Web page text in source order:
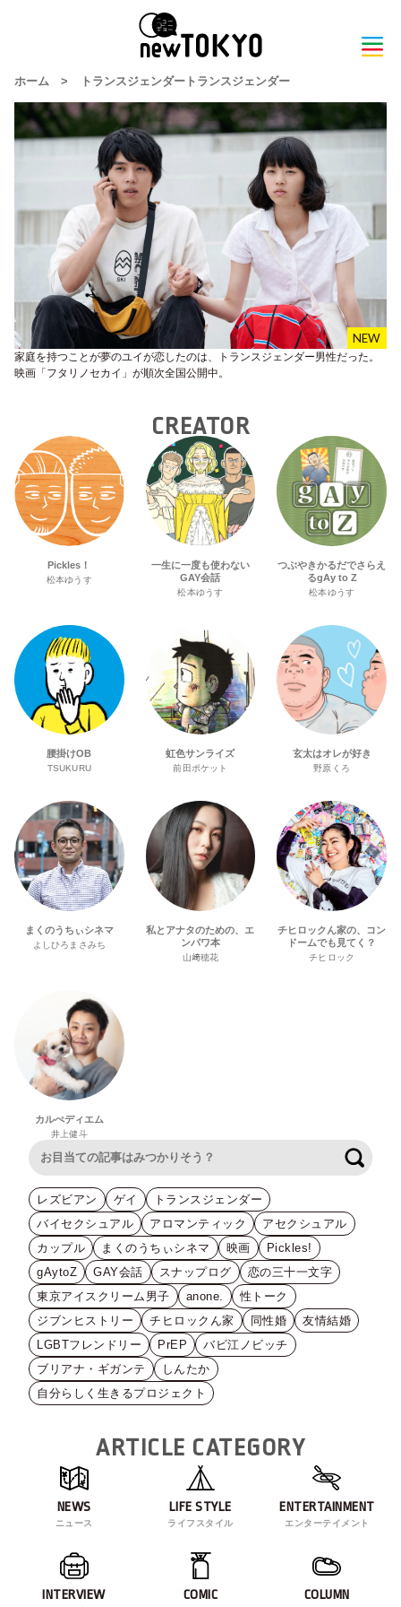
ホーム > トランスジェンダートランスジェンダー
家庭を持つことが夢のユイが恋したのは、トランスジェンダー男性だった。
映画「フタリノセカイ」が順次全国公開中。
CREATOR
Pickles！
松本ゆうす
一生に一度も使わない
GAY会話
松本ゆうす
つぶやきかるだでさらえ
るgAy to Z
松本ゆうす
腰掛けOB
TSUKURU
虹色サンライズ
前田ポケット
玄太はオレが好き
野原くろ
まくのうちぃシネマ
よしひろまさみち
私とアナタのための、エ
ンパワ本
山﨑穂花
チヒロックん家の、コン
ドームでも見てく？
チヒロック
カルぺディエム
井上健斗
レズビアン ゲイ
トランスジェンダー
バイセクシュアル
アロマンティック
アセクシュアル
カップル
まくのうちぃシネマ 映画
Pickles!
gAytoZ
GAY会話 スナップログ
恋の三十一文字
東京アイスクリーム男子
anone.
性トーク
ジブンヒストリー
チヒロックん家 同性婚
友情結婚
LGBTフレンドリー
PrEP
バビ江ノビッチ
ブリアナ・ギガンテ
しんたか
自分らしく生きるプロジェクト
ARTICLE CATEGORY
NEWS
ニュース
LIFE STYLE
ライフスタイル
ENTERTAINMENT
エンターテイメント
INTERVIEW COMIC COLUMN